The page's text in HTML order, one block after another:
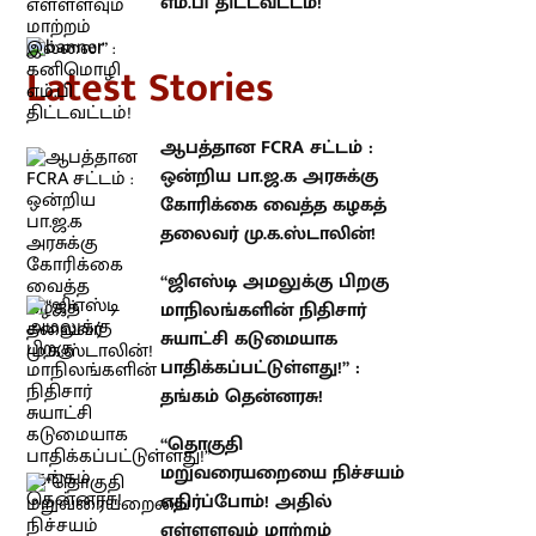
ஆபத்தான FCRA சட்டம் : ஒன்றிய
பா.ஜ.க அரசுக்கு கோரிக்கை
வைத்த கழகத் தலைவர்
மு.க.ஸ்டாலின்!
“ஜிஎஸ்டி அமலுக்கு பிறகு
மாநிலங்களின் நிதிசார் சுயாட்சி
கடுமையாக பாதிக்கப்பட்டுள்ளது!” :
தங்கம் தென்னரசு!
“தொகுதி மறுவரையறையை
நிச்சயம் எதிர்ப்போம்! அதில்
எள்ளளவும் மாற்றம் இல்லை!” :
கனிமொழி எம்.பி திட்டவட்டம்!